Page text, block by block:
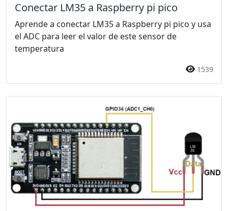
Conectar LM35 a Raspberry pi pico
Aprende a conectar LM35 a Raspberry pi pico y usa
el ADC para leer el valor de este sensor de
temperatura
1539